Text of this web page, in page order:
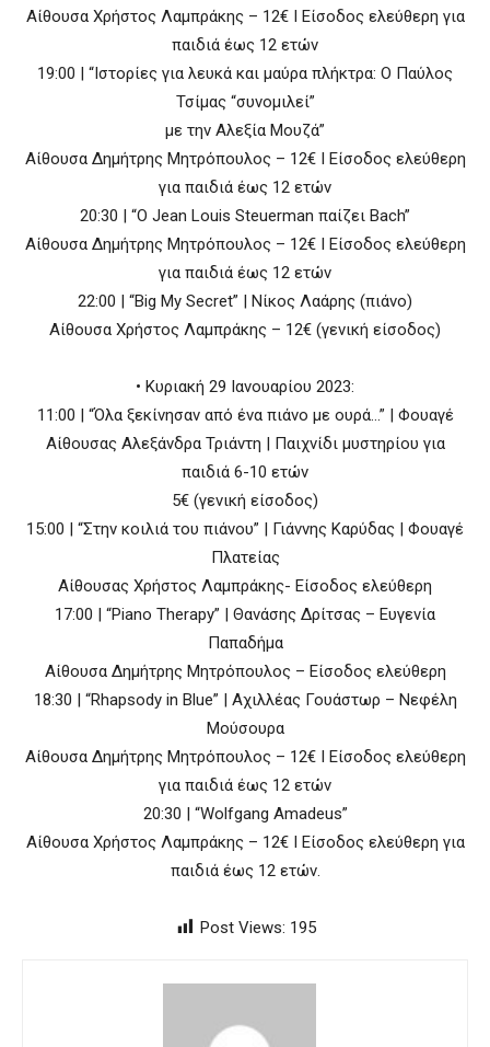
Αίθουσα Χρήστος Λαμπράκης – 12€ Ι Είσοδος ελεύθερη για
παιδιά έως 12 ετών
19:00 | “Ιστορίες για λευκά και μαύρα πλήκτρα: Ο Παύλος
Τσίμας “συνομιλεί”
με την Αλεξία Μουζά”
Aίθουσα Δημήτρης Μητρόπουλος – 12€ Ι Είσοδος ελεύθερη
για παιδιά έως 12 ετών
20:30 | “O Jean Lοuis Steuerman παίζει Bach”
Aίθουσα Δημήτρης Μητρόπουλος – 12€ Ι Είσοδος ελεύθερη
για παιδιά έως 12 ετών
22:00 | “Big My Secret” | Nίκος Λαάρης (πιάνο)
Αίθουσα Χρήστος Λαμπράκης – 12€ (γενική είσοδος)
• Κυριακή 29 Ιανουαρίου 2023:
11:00 | “Όλα ξεκίνησαν από ένα πιάνο με ουρά…” | Φουαγέ
Αίθουσας Αλεξάνδρα Τριάντη | Παιχνίδι μυστηρίου για
παιδιά 6-10 ετών
5€ (γενική είσοδος)
15:00 | “Στην κοιλιά του πιάνου” | Γιάννης Καρύδας | Φουαγέ
Πλατείας
Αίθουσας Χρήστος Λαμπράκης- Είσοδος ελεύθερη
17:00 | “Piano Therapy” | Θανάσης Δρίτσας – Ευγενία
Παπαδήμα
Aίθουσα Δημήτρης Μητρόπουλος – Είσοδος ελεύθερη
18:30 | “Rhapsody in Blue” | Αχιλλέας Γουάστωρ – Νεφέλη
Μούσουρα
Aίθουσα Δημήτρης Μητρόπουλος – 12€ Ι Είσοδος ελεύθερη
για παιδιά έως 12 ετών
20:30 | “Wolfgang Amadeus”
Αίθουσα Χρήστος Λαμπράκης – 12€ Ι Είσοδος ελεύθερη για
παιδιά έως 12 ετών.
Post Views: 195